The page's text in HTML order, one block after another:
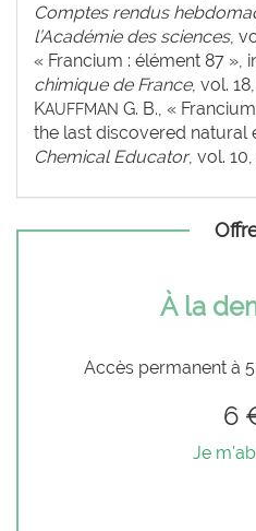
Comptes rendus
l’Académie des sciences,
« Francium : élément 87 »,
chimique de France, vol.
KAUFFMAN G. B., «
the last discovered natural
Chemical Educator, vol.
À la
Accès permanent à
6
Je